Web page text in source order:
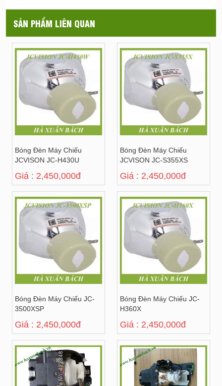
SẢN PHẨM LIÊN QUAN
Bóng Đèn Máy Chiếu
JCVISON JC-H430U
Giá : 2,450,000đ
Bóng Đèn Máy Chiếu
JCVISON JC-S355XS
Giá : 2,450,000đ
Bóng Đèn Máy Chiếu JC-
3500XSP
Giá : 2,450,000đ
Bóng Đèn Máy Chiếu JC-
H360X
Giá : 2,450,000đ